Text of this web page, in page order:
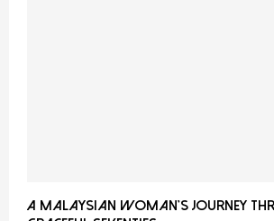
A Malaysian Woman’s Journey